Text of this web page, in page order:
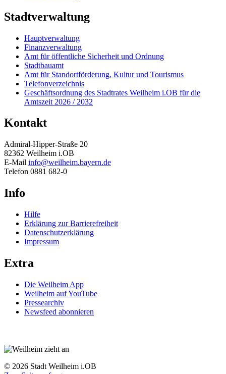
Stadtverwaltung
Hauptverwaltung
Finanzverwaltung
Amt für öffentliche Sicherheit und Ordnung
Stadtbauamt
Amt für Standortförderung, Kultur und Tourismus
Telefonverzeichnis
Geschäftsordnung des Stadtrates Weilheim i.OB für die
Amtszeit 2026 / 2032
Kontakt
Admiral-Hipper-Straße 20
82362 Weilheim i.OB
E-Mail info@weilheim.bayern.de
Telefon 0881 682-0
Info
Hilfe
Erklärung zur Barrierefreiheit
Datenschutzerklärung
Impressum
Extra
Die Weilheim App
Weilheim auf YouTube
Pressearchiv
Newsfeed abonnieren
© 2026 Stadt Weilheim i.OB